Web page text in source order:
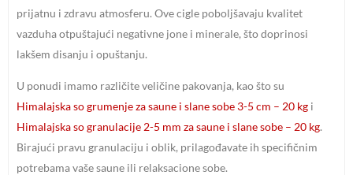
prijatnu i zdravu atmosferu. Ove cigle poboljšavaju kvalitet
vazduha otpuštajući negativne jone i minerale, što doprinosi
lakšem disanju i opuštanju.
U ponudi imamo različite veličine pakovanja, kao što su
Himalajska so grumenje za saune i slane sobe 3-5 cm – 20 kg i
Himalajska so granulacije 2-5 mm za saune i slane sobe – 20 kg.
Birajući pravu granulaciju i oblik, prilagođavate ih specifičnim
potrebama vaše saune ili relaksacione sobe.